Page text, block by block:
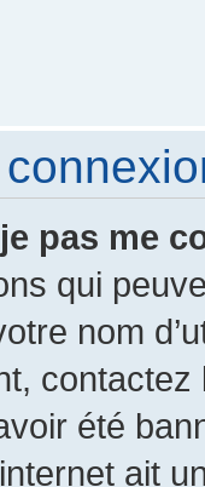
pas me
qui
nom
été
ait